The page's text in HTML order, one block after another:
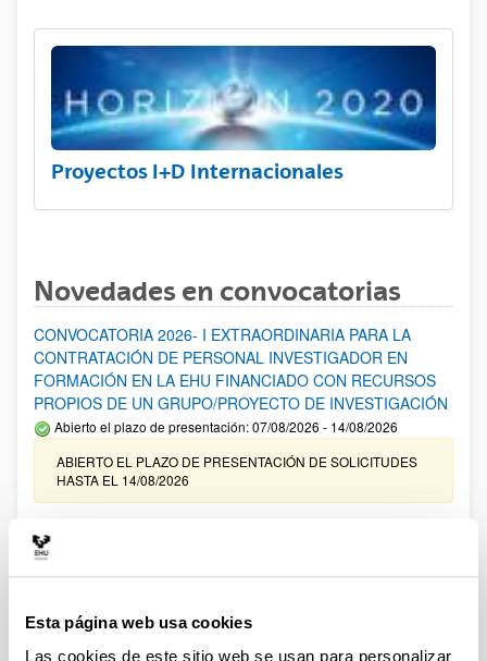
Esta página web usa cookies
Las cookies de este sitio web se usan para personalizar
Proyectos I+D Internacionales
Novedades en convocatorias
CONVOCATORIA 2026- I EXTRAORDINARIA PARA LA
CONTRATACIÓN DE PERSONAL INVESTIGADOR EN
FORMACIÓN EN LA EHU FINANCIADO CON RECURSOS
PROPIOS DE UN GRUPO/PROYECTO DE INVESTIGACIÓN
Abierto el plazo de presentación: 07/08/2026 - 14/08/2026
ABIERTO EL PLAZO DE PRESENTACIÓN DE SOLICITUDES
HASTA EL 14/08/2026
Ayudas para financiación de la adquisición y renovación de
infraestructura científica y fondos bibliográficos en la
UPV/EHU 2026
25/03/2026: Corrección de errores del listado provisional de
solicitudes admitidas y excluidas. 23/03/2026: Relación